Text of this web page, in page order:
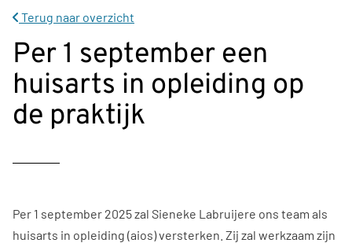
Terug naar overzicht
Per 1 september een
huisarts in opleiding op
de praktijk
Per 1 september 2025 zal Sieneke Labruijere ons team als
huisarts in opleiding (aios) versterken. Zij zal werkzaam zijn